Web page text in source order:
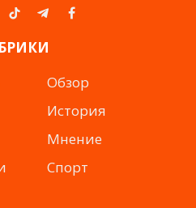
TikTokTelegramFacebook
Обзор
История
Мнение
Спорт